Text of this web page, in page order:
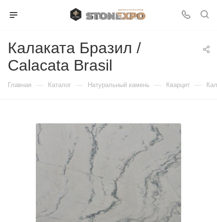
Калаката Бразил /
Calacata Brasil
Главная — Каталог — Натуральный камень — Кварцит —